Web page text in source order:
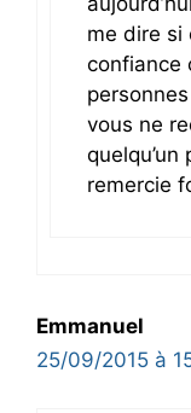
me dire si
confiance
vous ne
quelqu’un
remercie
Emmanuel
25/09/2015 à